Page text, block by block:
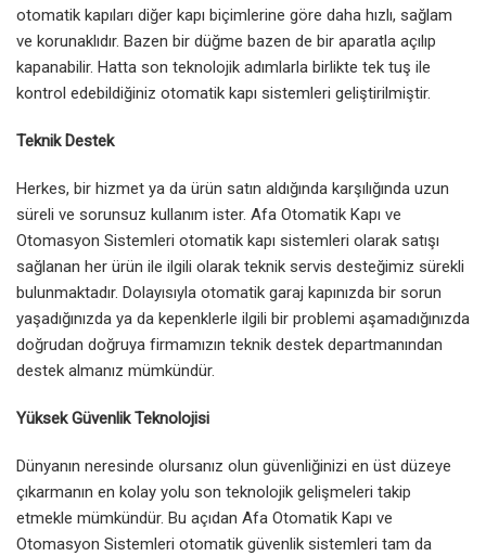
otomatik kapıları diğer kapı biçimlerine göre daha hızlı, sağlam
ve korunaklıdır. Bazen bir düğme bazen de bir aparatla açılıp
kapanabilir. Hatta son teknolojik adımlarla birlikte tek tuş ile
kontrol edebildiğiniz otomatik kapı sistemleri geliştirilmiştir.
Teknik Destek
Herkes, bir hizmet ya da ürün satın aldığında karşılığında uzun
süreli ve sorunsuz kullanım ister. Afa Otomatik Kapı ve
Otomasyon Sistemleri otomatik kapı sistemleri olarak satışı
sağlanan her ürün ile ilgili olarak teknik servis desteğimiz sürekli
bulunmaktadır. Dolayısıyla otomatik garaj kapınızda bir sorun
yaşadığınızda ya da kepenklerle ilgili bir problemi aşamadığınızda
doğrudan doğruya firmamızın teknik destek departmanından
destek almanız mümkündür.
Yüksek Güvenlik Teknolojisi
Dünyanın neresinde olursanız olun güvenliğinizi en üst düzeye
çıkarmanın en kolay yolu son teknolojik gelişmeleri takip
etmekle mümkündür. Bu açıdan Afa Otomatik Kapı ve
Otomasyon Sistemleri otomatik güvenlik sistemleri tam da